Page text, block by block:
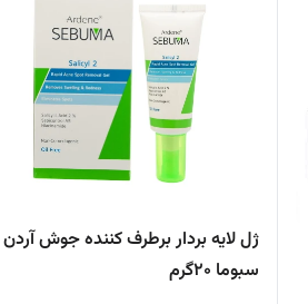
ژل لایه بردار برطرف کننده جوش آردن
سبوما 20گرم